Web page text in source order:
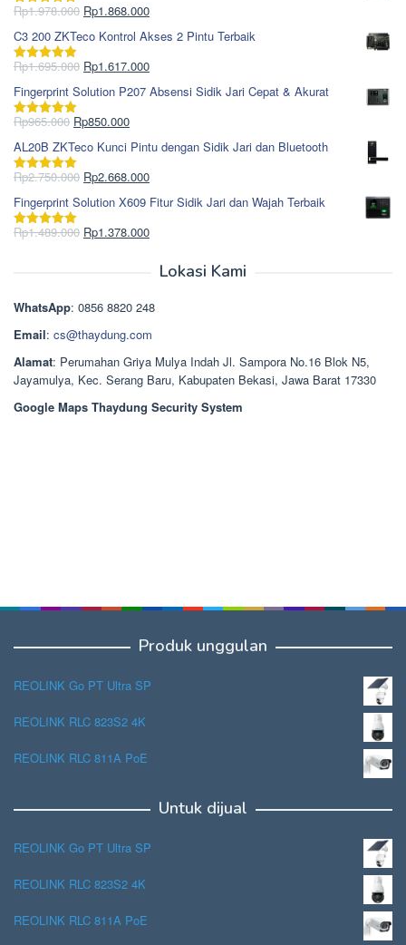
Dinilai5.00
Rp1.978.000 Harga
aslinya
adalah:
Rp1.978.000.
Rp1.868.000Harga
saat
ini
adalah:
C3 200 ZKTeco Kontrol Akses 2 Pintu Terbaik
Dinilai5.00
Rp1.695.000 Harga
aslinya
adalah:
Rp1.695.000.
Rp1.617.000Harga
saat
ini
Fingerprint Solution P207 Absensi Sidik Jari Cepat & Akurat
Dinilai5.00
Rp965.000 Harga
aslinya
adalah:
Rp965.000.
Rp850.000Harga
saat
ini
adalah:
AL20B ZKTeco Kunci Pintu dengan Sidik Jari dan Bluetooth
Dinilai5.00
Rp2.750.000 Harga
aslinya
adalah:
Rp2.750.000.
Rp2.668.000Harga
saat
ini
adalah:
Fingerprint Solution X609 Fitur Sidik Jari dan Wajah Terbaik
Dinilai5.00
Rp1.489.000 Harga
Rp1.378.000Harga
Rp1.378.000.
Lokasi Kami
WhatsApp: 0856 8820 248
Email: cs@thaydung.com
Alamat: Perumahan Griya Mulya Indah Jl. Sampora No.16 Blok N5,
Jayamulya, Kec. Serang Baru, Kabupaten Bekasi, Jawa Barat 17330
Google Maps Thaydung Security System
Produk unggulan
REOLINK Go PT Ultra SP
REOLINK RLC 823S2 4K
REOLINK RLC 811A PoE
Untuk dijual
REOLINK Go PT Ultra SP
REOLINK RLC 823S2 4K
REOLINK RLC 811A PoE